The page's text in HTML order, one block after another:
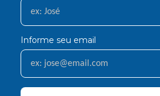
Informe seu email